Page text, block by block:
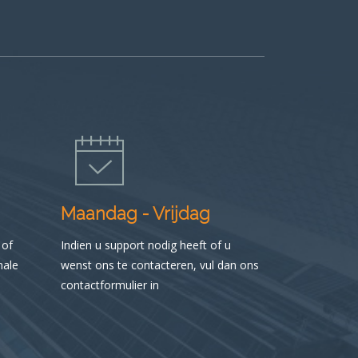
of
Maandag - Vrijdag
Indien u support nodig heeft of u
wenst ons te contacteren, vul dan ons
contactformulier in